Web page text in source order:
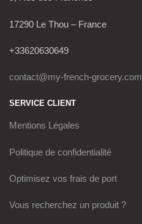
17290 Le Thou – France
+33620630649
contact@my-french-grocery.com
SERVICE CLIENT
Mentions Légales
Politique de confidentialité
Optimisez vos frais de port
Vous recherchez un produit ?